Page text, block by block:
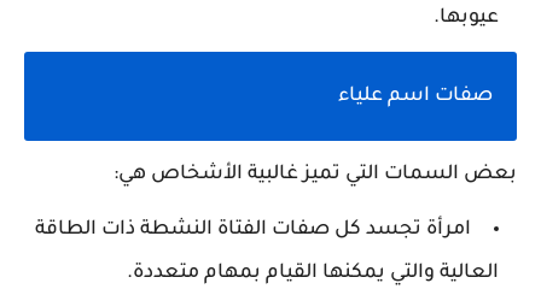
عيوبها.
صفات اسم علياء
بعض السمات التي تميز غالبية الأشخاص هي:
امرأة تجسد كل صفات الفتاة النشطة ذات الطاقة
العالية والتي يمكنها القيام بمهام متعددة.